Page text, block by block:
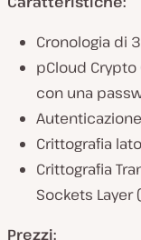
Cronologia di
pCloud
con una
Crittografia
Crittografia
Sockets Layer
Prezzi: